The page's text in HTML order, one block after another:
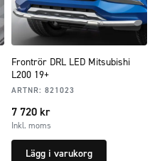
Frontrör DRL LED Mitsubishi
L200 19+
ARTNR: 821023
7 720 kr
Inkl. moms
Lägg i varukorg